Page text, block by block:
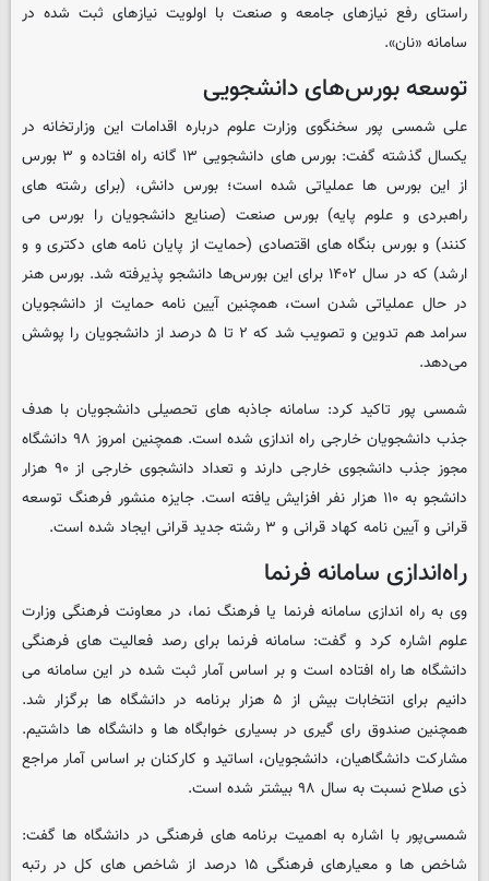
راستای رفع نیازهای جامعه و صنعت با اولویت نیازهای ثبت شده در
سامانه «نان».
توسعه بورس‌های دانشجویی
علی شمسی پور سخنگوی وزارت علوم درباره اقدامات این وزارتخانه در
یکسال گذشته گفت: بورس های دانشجویی ۱۳ گانه راه افتاده و ۳ بورس
از این بورس ها عملیاتی شده است؛ بورس دانش، (برای رشته های
راهبردی و علوم پایه) بورس صنعت (صنایع دانشجویان را بورس می
کنند) و بورس بنگاه های اقتصادی (حمایت از پایان نامه های دکتری و و
ارشد) که در سال ۱۴۰۲ برای این بورس‌ها دانشجو پذیرفته شد. بورس هنر
در حال عملیاتی شدن است، همچنین آیین نامه حمایت از دانشجویان
سرامد هم تدوین و تصویب شد که ۲ تا ۵ درصد از دانشجویان را پوشش
می‌دهد.
شمسی پور تاکید کرد: سامانه جاذبه های تحصیلی دانشجویان با هدف
جذب دانشجویان خارجی راه اندازی شده است. همچنین امروز ۹۸ دانشگاه
مجوز جذب دانشجوی خارجی دارند و تعداد دانشجوی خارجی از ۹۰ هزار
دانشجو به ۱۱۰ هزار نفر افزایش یافته است. جایزه منشور فرهنگ توسعه
قرانی و آیین نامه کهاد قرانی و ۳ رشته جدید قرانی ایجاد شده است.
راه‌اندازی سامانه فرنما
وی به راه اندازی سامانه فرنما یا فرهنگ نما، در معاونت فرهنگی وزارت
علوم اشاره کرد و گفت: سامانه فرنما برای رصد فعالیت های فرهنگی
دانشگاه ها راه افتاده است و بر اساس آمار ثبت شده در این سامانه می
دانیم برای انتخابات بیش از ۵ هزار برنامه در دانشگاه ها برگزار شد.
همچنین صندوق رای گیری در بسیاری خوابگاه ها و دانشگاه ها داشتیم.
مشارکت دانشگاهیان، دانشجویان، اساتید و کارکنان بر اساس آمار مراجع
ذی صلاح نسبت به سال ۹۸ بیشتر شده است.
شمسی‌پور با اشاره به اهمیت برنامه های فرهنگی در دانشگاه ها گفت:
شاخص ها و معیارهای فرهنگی ۱۵ درصد از شاخص های کل در رتبه